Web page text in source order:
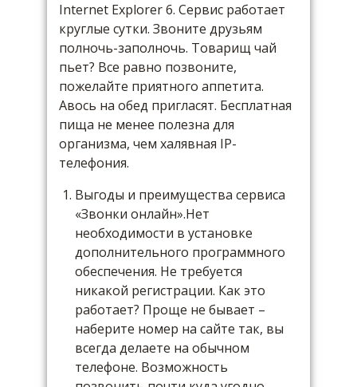
Internet Explorer 6. Сервис работает
круглые сутки. Звоните друзьям
полночь-заполночь. Товарищ чай
пьет? Все равно позвоните,
пожелайте приятного аппетита.
Авось на обед пригласят. Бесплатная
пища не менее полезна для
организма, чем халявная IP-
телефония.
Выгоды и преимущества сервиса
«Звонки онлайн».Нет
необходимости в установке
дополнительного программного
обеспечения. Не требуется
никакой регистрации. Как это
работает? Проще не бывает –
наберите номер на сайте так, вы
всегда делаете на обычном
телефоне. Возможность